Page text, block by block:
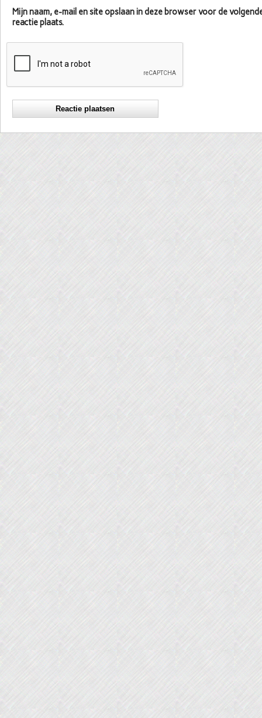
Mijn naam, e-mail en site opslaan in deze browser voor de
reactie plaats.